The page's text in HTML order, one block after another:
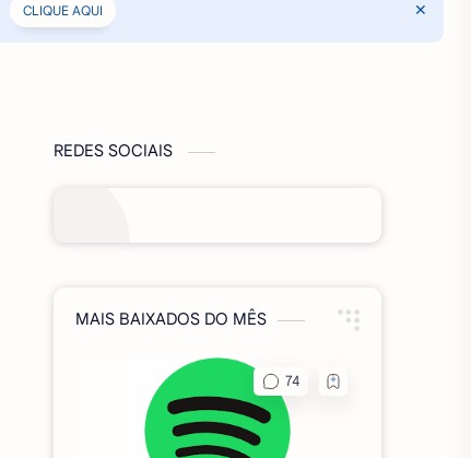
CLIQUE AQUI
REDES SOCIAIS
MAIS BAIXADOS DO MÊS